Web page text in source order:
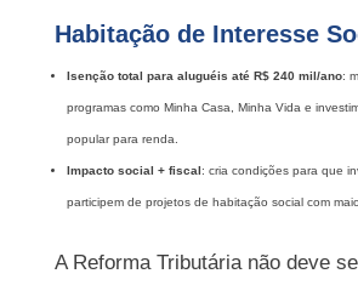
Habitação de Interesse
Isenção total para aluguéis até R$ 240 mil/ano:
programas como Minha Casa, Minha Vida e
popular para renda.
Impacto social + fiscal : cria condições para que
participem de projetos de habitação social com
A Reforma Tributária não deve